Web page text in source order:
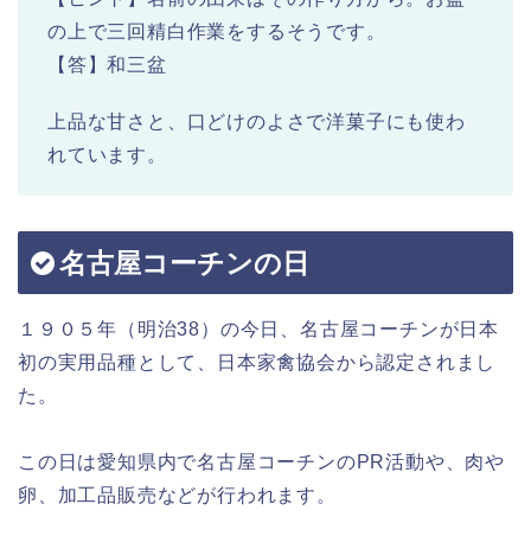
の上で三回精白作業をするそうです。
【答】和三盆
上品な甘さと、口どけのよさで洋菓子にも使わ
れています。
名古屋コーチンの日
１９０５年（明治38）の今日、名古屋コーチンが日本
初の実用品種として、日本家禽協会から認定されまし
た。
この日は愛知県内で名古屋コーチンのPR活動や、肉や
卵、加工品販売などが行われます。